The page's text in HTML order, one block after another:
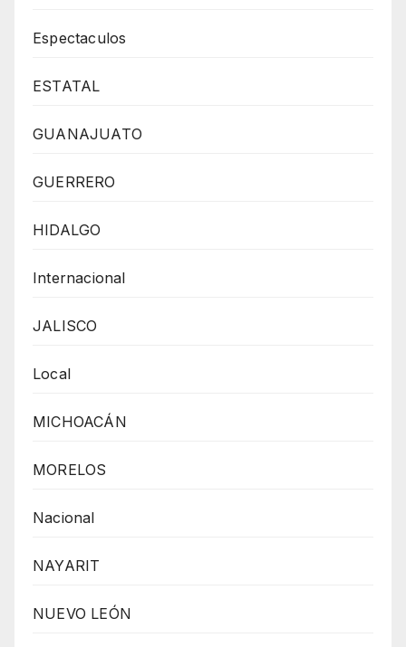
Espectaculos
ESTATAL
GUANAJUATO
GUERRERO
HIDALGO
Internacional
JALISCO
Local
MICHOACÁN
MORELOS
Nacional
NAYARIT
NUEVO LEÓN